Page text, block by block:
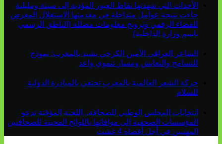
الأحداث التي شهدتها نقاط العبور المؤدية إلى سبتة ومليلية
جاءت نتيجة عوامل متداخلة في مقدمتها الاستغلال المغرض
للفضاء الرقمي وترويج معلومات مضللة (الناطق الرسمي
باسم وزارة الداخلية)
الشاعر العراقي الأمين الكرخي يشيد بالمغرب: نموذج
للتسامح والتعايش ومسار تنموي واعد
حركة الشعر العالمية بالمغرب تحتفي بالمبادرة الدولية
للسلام
انتخابات المجلس الوطني للصحافة.. اللجنة المؤقتة تدعو
المؤسسات الصحفية إلى موافاتها باللوائح المحينة للصحافيين
المهنيين في أجل أقصاه 4 غشت